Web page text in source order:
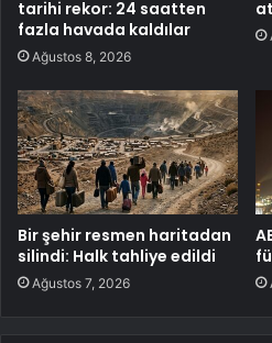
tarihi rekor: 24 saatten
fazla havada kaldılar
Ağustos 8, 2026
Bir şehir resmen haritadan
silindi: Halk tahliye edildi
Ağustos 7, 2026